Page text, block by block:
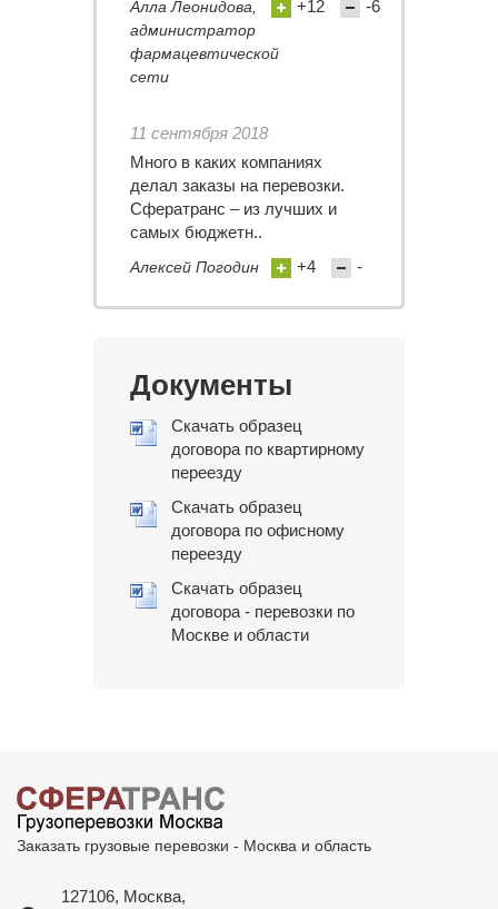
Алла Леонидова,
администратор
фармацевтической
сети
+12 -6
11 сентября 2018
Много в каких компаниях
делал заказы на перевозки.
Сфератранс – из лучших и
самых бюджетн..
Алексей Погодин +4 -
Документы
Скачать образец
договора по квартирному
переезду
Скачать образец
договора по офисному
переезду
Скачать образец
договора - перевозки по
Москве и области
Заказать грузовые перевозки - Москва и область
127106, Москва,